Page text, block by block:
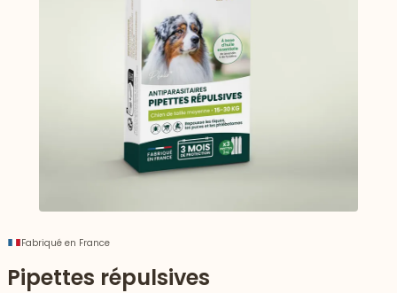
Fabriqué en France
Pipettes répulsives